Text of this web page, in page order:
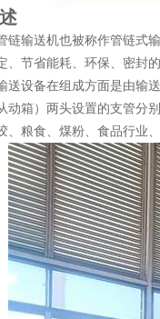
输送机也被称作管链式输
、节省能耗、环保、密封
送设备在组成方面是由输
动箱）两头设置的支管分
、粮食、煤粉、食品行业